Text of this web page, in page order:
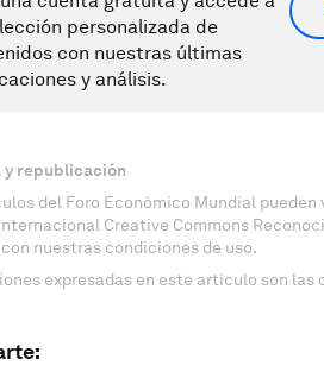
personalizada de
con nuestras últimas
y análisis.
y republicación
del Foro Económico Mundial
Creative Commons
nuestras condiciones de uso.
expresadas en este artículo son